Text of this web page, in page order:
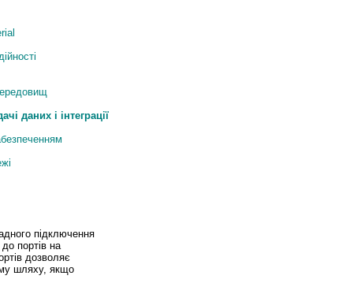
даних і інтеграції
підключення
портів на
дозволяє
шляху, якщо